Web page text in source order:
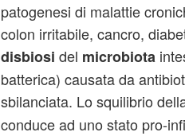
patogenesi di malattie
colon irritabile, cancro,
disbiosi del microbiota
batterica) causata da
sbilanciata. Lo squilibrio
conduce ad uno stato pro-